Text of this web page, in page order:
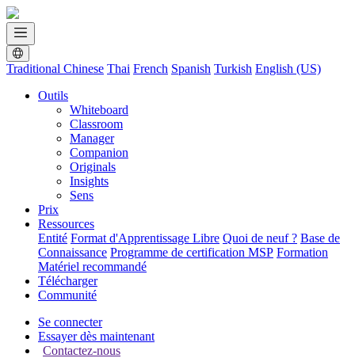
Traditional Chinese Thai French Spanish Turkish English (US)
Outils
Whiteboard
Classroom
Manager
Companion
Originals
Insights
Sens
Prix
Ressources
Entité Format d'Apprentissage Libre Quoi de neuf ? Base de
Connaissance Programme de certification MSP Formation
Matériel recommandé
Télécharger
Communité
Se connecter
Essayer dès maintenant
Contactez-nous